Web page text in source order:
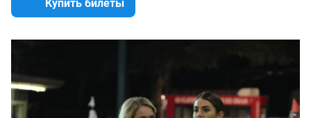
Купить билеты